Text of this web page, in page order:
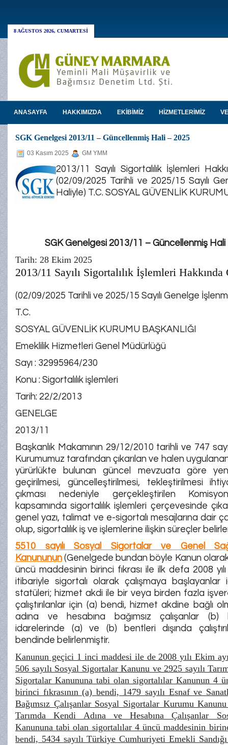
8 AĞUSTOS 2026, CUMARTESI
ANASAYFA HAKKIMIZDA EKİBİMİZ HİZMETLERİMİZ
SGK Genelgesi 2013/11 – Güncellenmiş Hali – 2025
03 Kasım 2025 GM YMM
2013/11 Sayılı Sigortalılık İşlemleri
(02/09/2025 Tarihli ve 2025/15 Sayılı
Haliyle) T.C. SOSYAL GÜVENLİK
SGK Genelgesi 2013/11 – Güncellenmiş Hali
Tarih: 28 Ekim 2025
2013/11 Sayılı Sigortalılık İşlemleri Hakkında
(02/09/2025 Tarihli ve 2025/15 Sayılı Genelge
T.C.
SOSYAL GÜVENLİK KURUMU BAŞKANLIĞI
Emeklilik Hizmetleri Genel Müdürlüğü
Sayı : 32995964/230
Konu : Sigortalılık işlemleri
Tarih: 22/2/2013
GENELGE
2013/11
Başkanlık Makamının 29/12/2010 tarihli ve 747
Kurumumuz tarafından çıkarılan ve halen
yürürlükte bulunan güncel mevzuata göre
geçirilmesi, güncelleştirilmesi, tekleştirilmesi
çıkması nedeniyle gerçekleştirilen
kapsamında sigortalılık işlemleri çerçevesinde
genel yazı, talimat ve e-sigortalı mesajlarına dair
olup, sigortalılık iş ve işlemlerine ilişkin süreçler
5510 sayılı Sosyal Sigortalar ve Genel
Kanununun (Genelgede bundan böyle Kanun olarak
üncü maddesinin birinci fıkrası ile ilk defa 2008 yılı
itibariyle sigortalı olarak çalışmaya başlayanlar
statüleri; hizmet akdi ile bir veya birden fazla
çalıştırılanlar için (a) bendi, hizmet akdine bağlı
adına ve hesabına bağımsız çalışanlar (b)
idarelerinde (a) ve (b) bentleri dışında
bendinde belirlenmiştir.
Kanunun geçici 1 inci maddesi ile de 2008 yılı Ekim
506 sayılı Sosyal Sigortalar Kanunu ve 2925 sayılı
Sigortalar Kanununa tabi olan sigortalılar Kanunun 4
birinci fıkrasının (a) bendi, 1479 sayılı Esnaf ve
Bağımsız Çalışanlar Sosyal Sigortalar Kurumu
Tarımda Kendi Adına ve Hesabına Çalışanlar
Kanununa tabi olan sigortalılar 4 üncü maddesinin
bendi, 5434 sayılı Türkiye Cumhuriyeti Emekli